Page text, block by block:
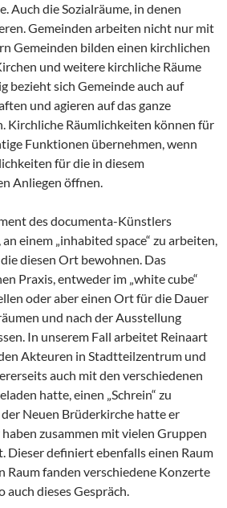
Auch die Sozialräume, in denen
Gemeinden arbeiten nicht nur mit
Gemeinden bilden einen kirchlichen
und weitere kirchliche Räume
bezieht sich Gemeinde auch auf
und agieren auf das ganze
Kirchliche Räumlichkeiten können für
Funktionen übernehmen, wenn
für die in diesem
Anliegen öffnen.
des documenta-Künstlers
einem „inhabited space“ zu arbeiten,
diesen Ort bewohnen. Das
Praxis, entweder im „white cube“
oder aber einen Ort für die Dauer
und nach der Ausstellung
In unserem Fall arbeitet Reinaart
Akteuren in Stadtteilzentrum und
auch mit den verschiedenen
hatte, einen „Schrein“ zu
Neuen Brüderkirche hatte er
zusammen mit vielen Gruppen
Dieser definiert ebenfalls einen Raum
Raum fanden verschiedene Konzerte
auch dieses Gespräch.